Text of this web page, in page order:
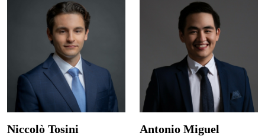
Niccolò Tosini
Antonio Miguel